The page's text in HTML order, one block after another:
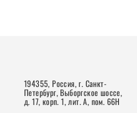
194355, Россия, г. Санкт-
Петербург, Выборгское шоссе,
д. 17, корп. 1, лит. А, пом. 66Н